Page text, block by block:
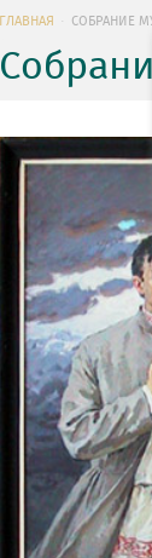
ГЛАВНАЯ СОБРАНИЕ